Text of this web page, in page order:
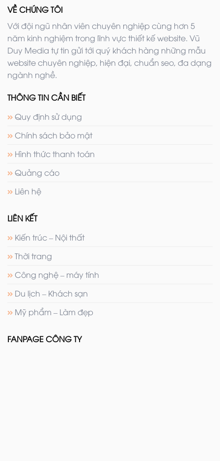
VỀ CHÚNG TÔI
Với đội ngũ nhân viên chuyên nghiệp cùng hơn 5
năm kinh nghiệm trong lĩnh vực thiết kế website. Vũ
Duy Media tự tin gửi tới quý khách hàng những mẫu
website chuyên nghiệp, hiện đại, chuẩn seo, đa dạng
ngành nghề.
THÔNG TIN CẦN BIẾT
Quy định sử dụng
Chính sách bảo mật
Hình thức thanh toán
Quảng cáo
Liên hệ
LIÊN KẾT
Kiến trúc – Nội thất
Thời trang
Công nghệ – máy tính
Du lịch – Khách sạn
Mỹ phẩm – Làm đẹp
FANPAGE CÔNG TY